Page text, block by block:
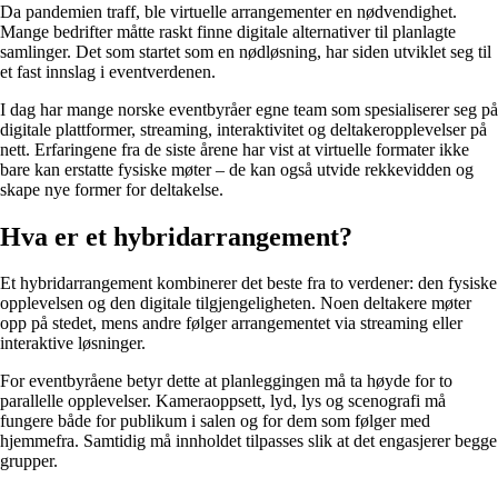
Da pandemien traff, ble virtuelle arrangementer en nødvendighet.
Mange bedrifter måtte raskt finne digitale alternativer til planlagte
samlinger. Det som startet som en nødløsning, har siden utviklet seg til
et fast innslag i eventverdenen.
I dag har mange norske eventbyråer egne team som spesialiserer seg på
digitale plattformer, streaming, interaktivitet og deltakeropplevelser på
nett. Erfaringene fra de siste årene har vist at virtuelle formater ikke
bare kan erstatte fysiske møter – de kan også utvide rekkevidden og
skape nye former for deltakelse.
Hva er et hybridarrangement?
Et hybridarrangement kombinerer det beste fra to verdener: den fysiske
opplevelsen og den digitale tilgjengeligheten. Noen deltakere møter
opp på stedet, mens andre følger arrangementet via streaming eller
interaktive løsninger.
For eventbyråene betyr dette at planleggingen må ta høyde for to
parallelle opplevelser. Kameraoppsett, lyd, lys og scenografi må
fungere både for publikum i salen og for dem som følger med
hjemmefra. Samtidig må innholdet tilpasses slik at det engasjerer begge
grupper.